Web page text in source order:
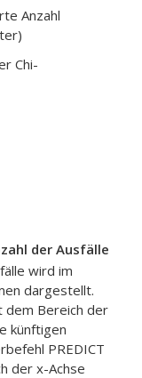
Anzahl
Chi-
der Ausfälle
wird im
dargestellt.
dem Bereich der
künftigen
PREDICT
der x-Achse